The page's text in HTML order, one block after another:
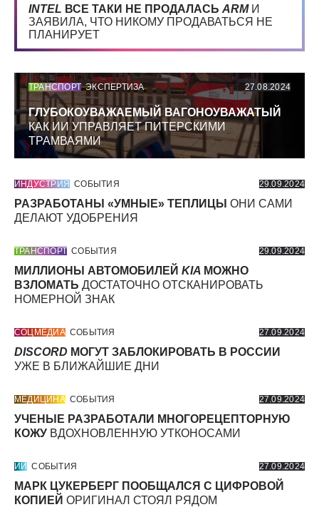
INTEL ВСЕ ТАКИ НЕ ПРОДАЛАСЬ ARMИ
ЗАЯВИЛА, ЧТО НИКОМУ ПРОДАВАТЬСЯ НЕ
ПЛАНИРУЕТ
ТРАНСПОРТ ЭКСПЕРТИЗА 27.08.2024
ГЛУБОКОУВАЖАЕМЫЙ ВАГОНОУВАЖАТЫЙ
КАК ИИ УПРАВЛЯЕТ ПИТЕРСКИМИ
ТРАМВАЯМИ
ИНДУСТРИЯ СОБЫТИЯ 29.09.2024
РАЗРАБОТАНЫ «УМНЫЕ» ТЕПЛИЦЫ ОНИ САМИ
ДЕЛАЮТ УДОБРЕНИЯ
ТРАНСПОРТ СОБЫТИЯ 29.09.2024
МИЛЛИОНЫ АВТОМОБИЛЕЙ KIA МОЖНО
ВЗЛОМАТЬ ДОСТАТОЧНО ОТСКАНИРОВАТЬ
НОМЕРНОЙ ЗНАК
СОЦМЕДИА СОБЫТИЯ 27.09.2024
DISCORD МОГУТ ЗАБЛОКИРОВАТЬ В РОССИИ
УЖЕ В БЛИЖАЙШИЕ ДНИ
МЕДИЦИНА СОБЫТИЯ 27.09.2024
УЧЕНЫЕ РАЗРАБОТАЛИ МНОГОРЕЦЕПТОРНУЮ
КОЖУ ВДОХНОВЛЕННУЮ УТКОНОСАМИ
ИИ СОБЫТИЯ 27.09.2024
МАРК ЦУКЕРБЕРГ ПООБЩАЛСЯ С ЦИФРОВОЙ
КОПИЕЙ ОРИГИНАЛ СТОЯЛ РЯДОМ